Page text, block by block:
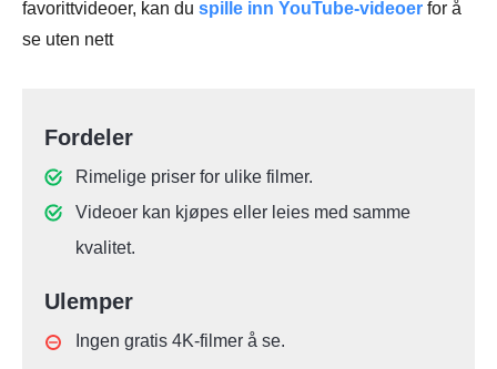
favorittvideoer, kan du spille inn YouTube-videoer for å
se uten nett
Fordeler
Rimelige priser for ulike filmer.
Videoer kan kjøpes eller leies med samme
kvalitet.
Ulemper
Ingen gratis 4K-filmer å se.